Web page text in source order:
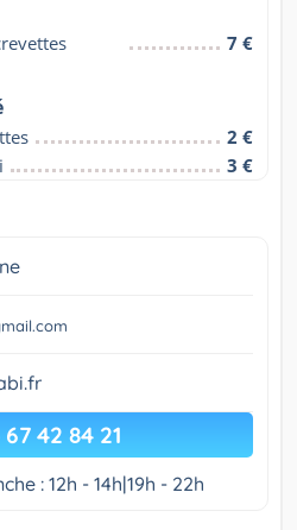
7 €
2 €
3 €
42 84 21
: 12h - 14h|19h - 22h